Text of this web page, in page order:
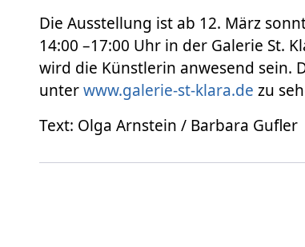
Die Ausstellung ist ab 12. März
14:00 –17:00 Uhr in der Galerie St.
wird die Künstlerin anwesend sein.
unterwww.galerie-st-klara.de zu
Text: Olga Arnstein / Barbara Gufler